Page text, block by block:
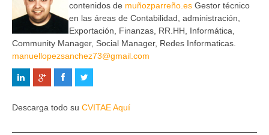
contenidos de muñozparreño.es Gestor técnico
en las áreas de Contabilidad, administración,
Exportación, Finanzas, RR.HH, Informática,
Community Manager, Social Manager, Redes Informaticas.
manuellopezsanchez73@gmail.com
Descarga todo su CVITAE Aquí